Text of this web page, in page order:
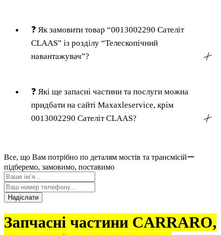
❓ Як замовити товар “0013002290 Сателіт
CLAAS” із розділу “Телескопічний
навантажувач”?
╳
❓ Які ще запасні частини та послуги можна
придбати на сайті Maxaxleservice, крім
0013002290 Сателіт CLAAS?
╳
Все, що Вам потрібно по деталям мостів та трансмісійー
підберемо, замовимо, поставимо
Надіслати
Запчасні частини CARRARO,